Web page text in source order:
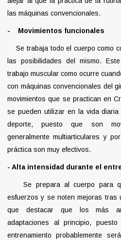
las máquinas convencionales.
- Movimientos funcionales
Se trabaja todo el cuerpo como
las posibilidades del mismo.
trabajo muscular como ocurre
con máquinas convencionales del
movimientos que se practican en
se pueden utilizar en la vida
deporte, puesto que son
generalmente multiarticulares y
práctica son muy efectivos.
- Alta intensidad durante el
Se prepara al cuerpo para
esfuerzos y se noten mejoras tras
que destacar que los más
adaptaciones al principio,
entrenamiento probablemente